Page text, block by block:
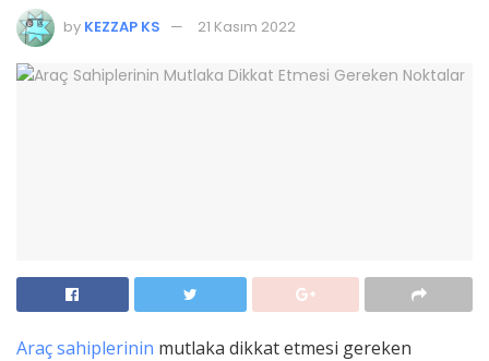
by KEZZAP KS 21 Kasım 2022
Araç sahiplerinin mutlaka dikkat etmesi gereken